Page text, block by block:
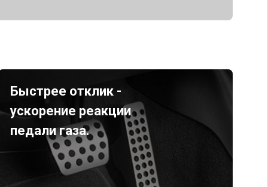
Быстрее отклик -
ускорение реакции
педали газа.